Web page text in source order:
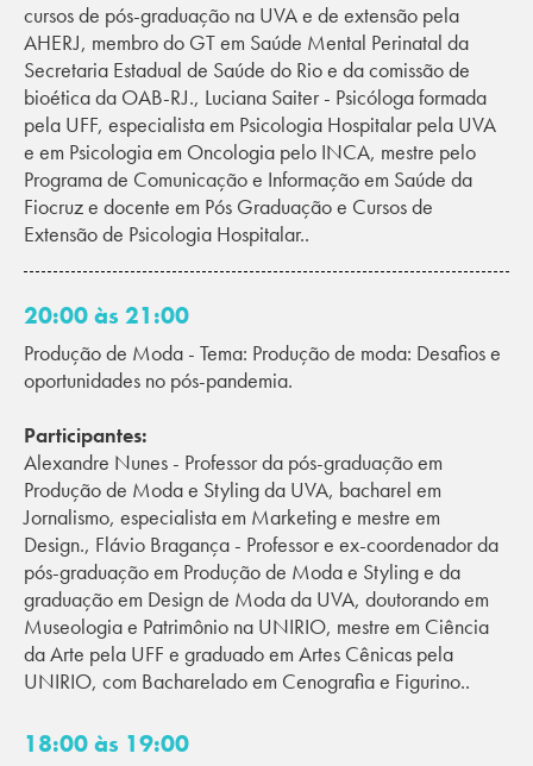
cursos de pós-graduação na UVA e de extensão pela
AHERJ, membro do GT em Saúde Mental Perinatal da
Secretaria Estadual de Saúde do Rio e da comissão de
bioética da OAB-RJ., Luciana Saiter - Psicóloga formada
pela UFF, especialista em Psicologia Hospitalar pela UVA
e em Psicologia em Oncologia pelo INCA, mestre pelo
Programa de Comunicação e Informação em Saúde da
Fiocruz e docente em Pós Graduação e Cursos de
Extensão de Psicologia Hospitalar..
20:00 às 21:00
Produção de Moda - Tema: Produção de moda: Desafios e
oportunidades no pós-pandemia.
Participantes:
Alexandre Nunes - Professor da pós-graduação em
Produção de Moda e Styling da UVA, bacharel em
Jornalismo, especialista em Marketing e mestre em
Design., Flávio Bragança - Professor e ex-coordenador da
pós-graduação em Produção de Moda e Styling e da
graduação em Design de Moda da UVA, doutorando em
Museologia e Patrimônio na UNIRIO, mestre em Ciência
da Arte pela UFF e graduado em Artes Cênicas pela
UNIRIO, com Bacharelado em Cenografia e Figurino..
18:00 às 19:00